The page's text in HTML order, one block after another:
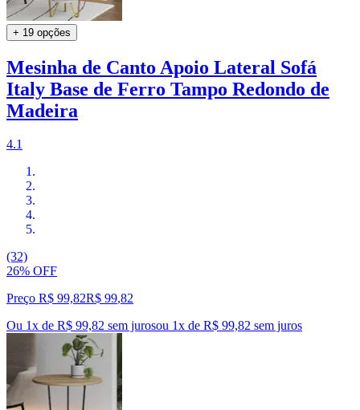
+ 19 opções
Mesinha de Canto Apoio Lateral Sofá
Italy Base de Ferro Tampo Redondo de
Madeira
4.1
(32)
26% OFF
Preço R$ 99,82R$ 99,82
Ou 1x de R$ 99,82 sem jurosou 1x de R$ 99,82 sem juros